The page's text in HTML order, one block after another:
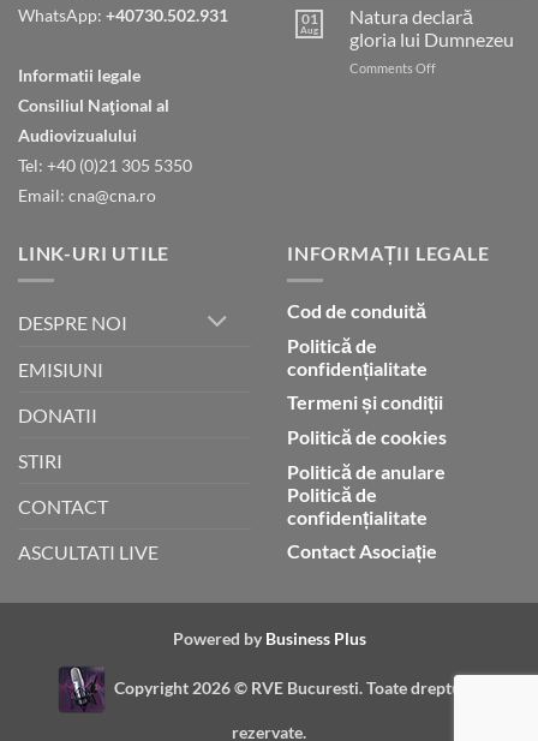
WhatsApp: +40730.502.931
Informatii legale
Consiliul Naţional al
Audiovizualului
Tel: +40 (0)21 305 5350
Email: cna@cna.ro
nostru
care
ești
în
01
Aug
Natura declară
gloria lui Dumnezeu
Comments Offon
LINK-URI UTILE
DESPRE NOI
EMISIUNI
DONATII
STIRI
CONTACT
ASCULTATI LIVE
INFORMAȚII LEGALE
Cod de conduită
Politică de
confidențialitate
Termeni și condiții
Politică de cookies
Politică de anulare
Politică de
confidențialitate
Contact Asociație
Powered by Business Plus
Copyright 2026 © RVE Bucuresti. Toate drepturile
rezervate.